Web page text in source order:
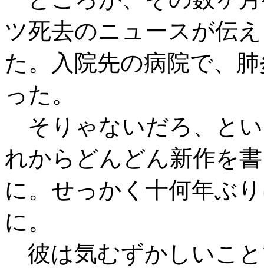
ツ死去のニュースが伝
た。入院先の病院で、
った。
そりゃないだろ、と
れからどんどん新作を
に。せっかく十何年ぶ
に。
彼は気むずかしいこ